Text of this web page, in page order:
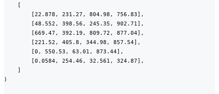
    [
        [22.878, 231.27, 804.98, 756.83],
        [48.552, 398.56, 245.35, 902.71],
        [669.47, 392.19, 809.72, 877.04],
        [221.52, 405.8, 344.98, 857.54],
        [0, 550.53, 63.01, 873.44],
        [0.0584, 254.46, 32.561, 324.87],
    ]
)